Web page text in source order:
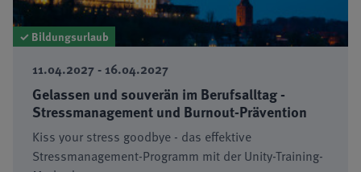
✓ Bildungsurlaub
11.04.2027 - 16.04.2027
Gelassen und souverän im Berufsalltag -
Stressmanagement und Burnout-Prävention
Kiss your stress goodbye - das effektive
Stressmanagement-Programm mit der Unity-Training-